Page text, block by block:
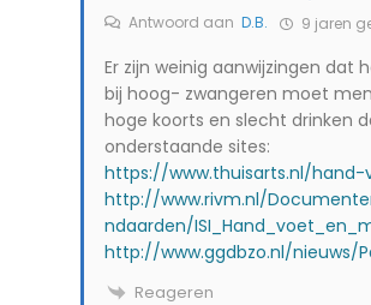
Antwoord aan D.B. 9 jaren
Er zijn weinig aanwijzingen dat
bij hoog- zwangeren moet
hoge koorts en slecht drinken
onderstaande sites:
https://www.thuisarts.nl/
http://www.rivm.nl/
ndaarden/
http://www.ggdbzo.nl/nieuws/
Reageren